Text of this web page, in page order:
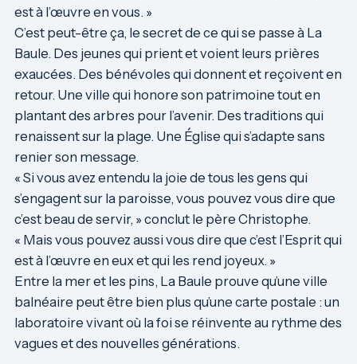
est à l’œuvre en vous. »
C’est peut-être ça, le secret de ce qui se passe à La
Baule. Des jeunes qui prient et voient leurs prières
exaucées. Des bénévoles qui donnent et reçoivent en
retour. Une ville qui honore son patrimoine tout en
plantant des arbres pour l’avenir. Des traditions qui
renaissent sur la plage. Une Église qui s’adapte sans
renier son message.
« Si vous avez entendu la joie de tous les gens qui
s’engagent sur la paroisse, vous pouvez vous dire que
c’est beau de servir, » conclut le père Christophe.
« Mais vous pouvez aussi vous dire que c’est l’Esprit qui
est à l’œuvre en eux et qui les rend joyeux. »
Entre la mer et les pins, La Baule prouve qu’une ville
balnéaire peut être bien plus qu’une carte postale : un
laboratoire vivant où la foi se réinvente au rythme des
vagues et des nouvelles générations.